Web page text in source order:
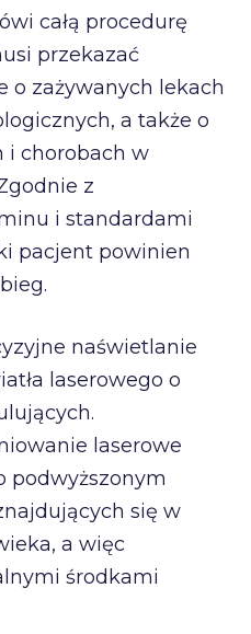
całą procedurę
przekazać
o zażywanych lekach
a także o
i chorobach w
z
i standardami
pacjent powinien
naświetlanie
laserowego o
laserowe
podwyższonym
się w
a więc
środkami